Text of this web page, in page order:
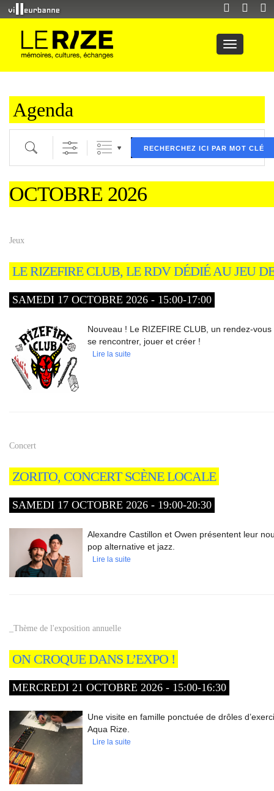
Agenda
Recherche par mot clé (ici) et / ou filtre (ci dessous) puis validez
RECHERCHEZ ICI PAR MOT CLÉ
OCTOBRE 2026
Jeux
LE RIZEFIRE CLUB, LE RDV DÉDIÉ AU JEU
SAMEDI 17 OCTOBRE 2026 - 15:00-17:00
Nouveau ! Le RIZEFIRE CLUB, un rendez-
se rencontrer, jouer et créer !
Lire la suite
Concert
ZORITO, CONCERT SCÈNE LOCALE
SAMEDI 17 OCTOBRE 2026 - 19:00-20:30
Alexandre Castillon et Owen présentent leur
pop alternative et jazz.
Lire la suite
_Thème de l'exposition annuelle
ON CROQUE DANS L’EXPO !
MERCREDI 21 OCTOBRE 2026 - 15:00-16:30
Une visite en famille ponctuée de drôles
Aqua Rize.
Lire la suite